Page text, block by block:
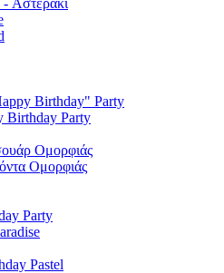
Birthday" Party
Birthday Party
Ομορφιάς
Ομορφιάς
Party
Pastel